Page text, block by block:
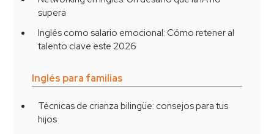
supera
Inglés como salario emocional: Cómo retener al
talento clave este 2026
Inglés para familias
Técnicas de crianza bilingüe: consejos para tus
hijos